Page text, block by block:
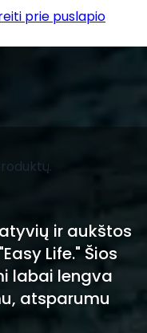
prie puslapio
ir aukštos
Life." Šios
labai lengva
atsparumu